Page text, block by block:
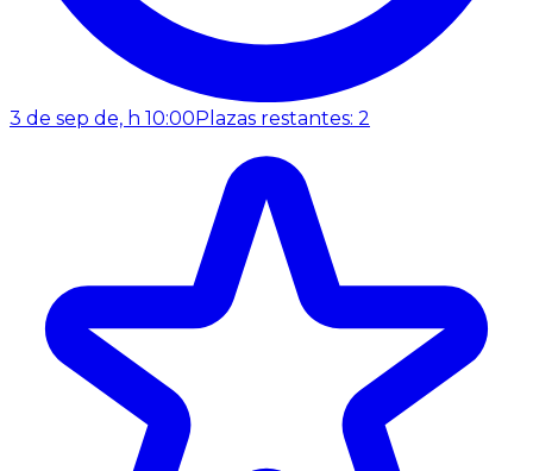
3 de sep de, h 10:00 Plazas restantes: 2